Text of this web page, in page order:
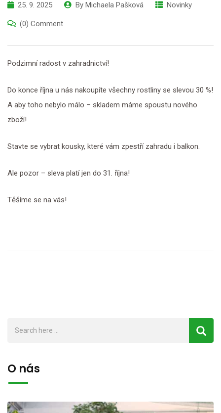
25. 9. 2025 By Michaela Pašková Novinky
(0) Comment
Podzimní radost v zahradnictví!
Do konce října u nás nakoupíte všechny rostliny se slevou 30 %!
A aby toho nebylo málo – skladem máme spoustu nového
zboží!
Stavte se vybrat kousky, které vám zpestří zahradu i balkon.
Ale pozor – sleva platí jen do 31. října!
Těšíme se na vás!
O nás